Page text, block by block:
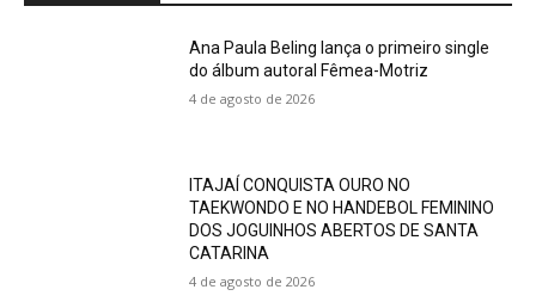
Ana Paula Beling lança o primeiro single
do álbum autoral Fêmea-Motriz
4 de agosto de 2026
ITAJAÍ CONQUISTA OURO NO
TAEKWONDO E NO HANDEBOL FEMININO
DOS JOGUINHOS ABERTOS DE SANTA
CATARINA
4 de agosto de 2026